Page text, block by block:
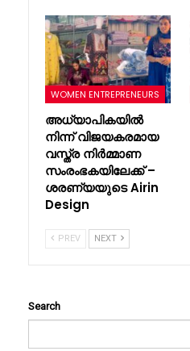
WOMEN ENTREPRENEURS
അധ്യാപികയിൽ
നിന്ന് വിജയകരമായ
വസ്ത്ര നിർമ്മാണ
സംരംഭകയിലേക്ക് –
ശരണ്യയുടെ Airin
Design
PREV NEXT
Search